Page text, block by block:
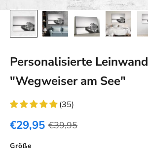
Personalisierte Leinwand
"Wegweiser am See"
(35)
€29,95 €39,95
Farbe
Größe